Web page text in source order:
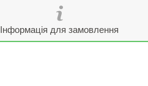
Інформація для замовлення